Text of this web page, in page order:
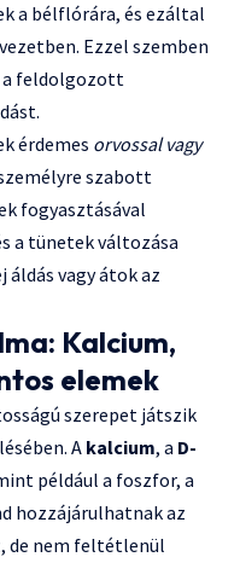
a bélflórára, és ezáltal
Ezzel szemben
a feldolgozott
érdemes orvossal vagy
szabott
fogyasztásával
a tünetek változása
vagy átok az
Kalcium,
elemek
szerepet játszik
A kalcium, a D-
például a foszfor, a
hozzájárulhatnak az
de nem feltétlenül